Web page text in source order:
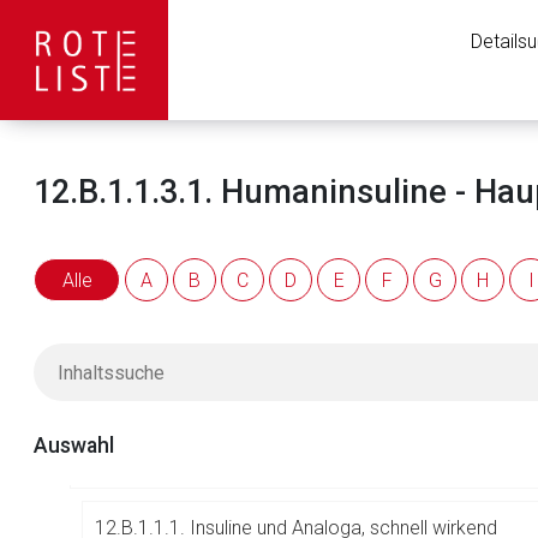
12.B.1.1.3.1. Humaninsuline -
Alle A B C D E F G H I
Auswahl
09. Antiarrhythmika
10. Antibiotika
11. Antidementiva
12. Antidiabetika
12.B.1.1. Insuline und Analoga
12.B.1.1.1. Insuline und Analoga, schnell wirkend